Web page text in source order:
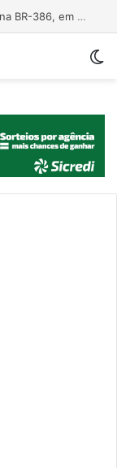
Motociclista morre após colisão traseira na BR-386, em Triunfo